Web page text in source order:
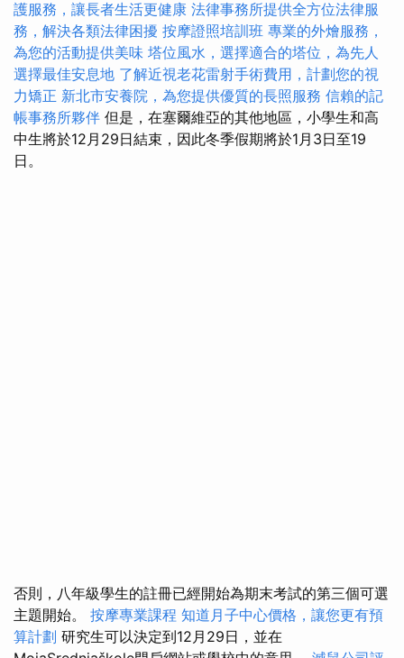
護服務，讓長者生活更健康 法律事務所提供全方位法律服
務，解決各類法律困擾 按摩證照培訓班 專業的外燴服務，
為您的活動提供美味 塔位風水，選擇適合的塔位，為先人
選擇最佳安息地 了解近視老花雷射手術費用，計劃您的視
力矯正 新北市安養院，為您提供優質的長照服務 信賴的記
帳事務所夥伴 但是，在塞爾維亞的其他地區，小學生和高
中生將於12月29日結束，因此冬季假期將於1月3日至19
日。
否則，八年級學生的註冊已經開始為期末考試的第三個可選
主題開始。 按摩專業課程 知道月子中心價格，讓您更有預
算計劃 研究生可以決定到12月29日，並在